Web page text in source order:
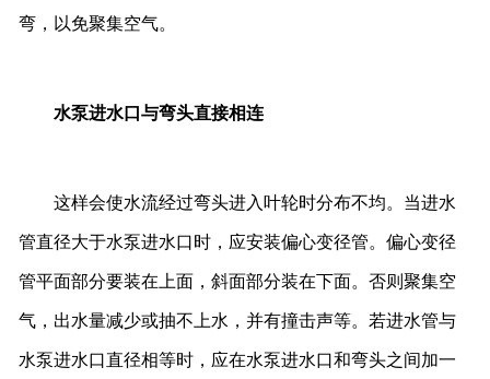
弯，以免聚集空气。
水泵进水口与弯头直接相连
这样会使水流经过弯头进入叶轮时分布不均。当进水
管直径大于水泵进水口时，应安装偏心变径管。偏心变径
管平面部分要装在上面，斜面部分装在下面。否则聚集空
气，出水量减少或抽不上水，并有撞击声等。若进水管与
水泵进水口直径相等时，应在水泵进水口和弯头之间加一